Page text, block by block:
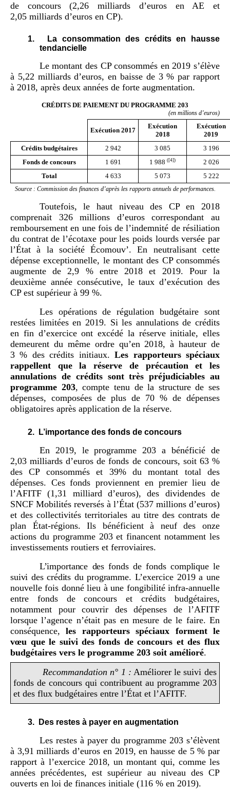
de concours (2,26 milliards d’euros en AE et
2,05 milliards d’euros en CP).
1.
La consommation des crédits en hausse
tendancielle
Le montant des CP consommés en 2019 s’élève
à 5,22 milliards d’euros, en baisse de 3 % par rapport
à 2018, après deux années de forte augmentation.
CRÉDITS DE PAIEMENT DU PROGRAMME 203
(en millions d’euros)
Exécution 2017
Exécution
2018
Exécution
2019
Crédits budgétaires
2 942 3 085
3 196
Fonds de concours
1 691 1 988([4])
2 026
Total
4 633 5 073 5 222
Source : Commission des finances d’après les rapports annuels de performances.
Toutefois, le haut niveau des CP en 2018
comprenait 326 millions d’euros correspondant au
remboursement en une fois de l’indemnité de résiliation
du contrat de l’écotaxe pour les poids lourds versée par
l’État à la société Écomouv’. En neutralisant cette
dépense exceptionnelle, le montant des CP consommés
augmente de 2,9 % entre 2018 et 2019. Pour la
deuxième année consécutive, le taux d’exécution des
CP est supérieur à 99 %.
Les opérations de régulation budgétaire sont
restées limitées en 2019. Si les annulations de crédits
en fin d’exercice ont excédé la réserve initiale, elles
demeurent du même ordre qu’en 2018, à hauteur de
3 % des crédits initiaux.Les rapporteursspéciaux
rappellent quela réserve de précaution et les
annulations de crédits sonttrès préjudiciables au
programme 203, compte tenu de la structure de ses
dépenses, composées de plus de 70 % de dépenses
obligatoires après application de la réserve.
2. L’importance des fonds de concours
En 2019, le programme 203 a bénéficié de
2,03 milliards d’euros de fonds de concours, soit 63 %
des CP consommés et 39% du montant total des
dépenses. Ces fonds proviennent en premier lieu de
l’AFITF (1,31 milliard d’euros), des dividendes de
SNCF Mobilités reversés à l’État (537 millions d’euros)
et des collectivités territoriales au titre des contrats de
plan État-régions. Ils bénéficient à neuf des onze
actions du programme 203 et financent notamment les
investissements routiers et ferroviaires.
L’importance des fonds de fonds complique le
suivi des crédits du programme. L’exercice 2019 a une
nouvelle fois donné lieu à une fongibilité infra-annuelle
entre fonds de concours et crédits budgétaires,
notamment pour couvrir des dépenses de l’AFITF
lorsque l’agence n’était pas en mesure de le faire. En
conséquence,les rapporteursspéciaux forment le
vœu que le suivi des fonds de concours et des flux
budgétaires vers le programme 203 soit amélioré.
Recommandation n° 1 : Améliorer le suivi des
fonds de concours qui contribuent au programme 203
et des flux budgétaires entre l’État et l’AFITF.
3. Des restes à payer en augmentation
Les restes à payer du programme 203 s’élèvent
à 3,91 milliards d’euros en 2019, en hausse de 5 % par
rapport à l’exercice 2018, un montant qui, comme les
années précédentes, est supérieur au niveau des CP
ouverts en loi de finances initiale (116 % en 2019).